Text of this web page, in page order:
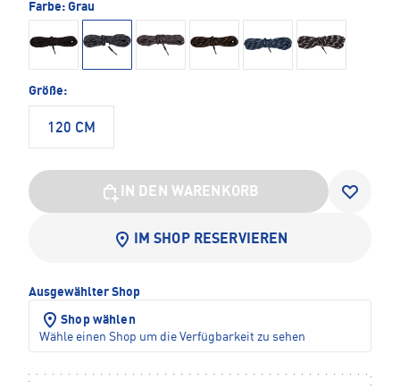
Farbe: Grau
Größe:
120 CM
IN DEN WARENKORB
IM SHOP RESERVIEREN
Ausgewählter Shop
Shop wählen
Wähle einen Shop um die Verfügbarkeit zu sehen